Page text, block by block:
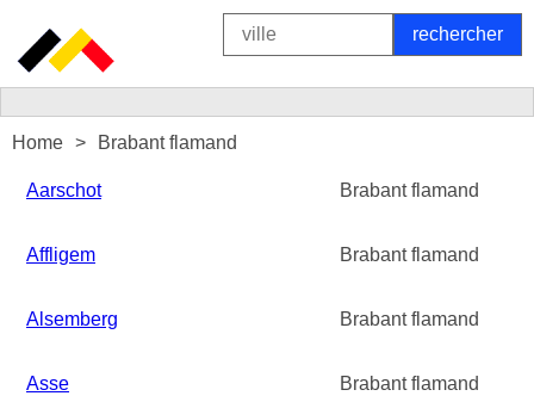
Home Brabant flamand
Aarschot Brabant flamand
Affligem Brabant flamand
Alsemberg Brabant flamand
Asse Brabant flamand